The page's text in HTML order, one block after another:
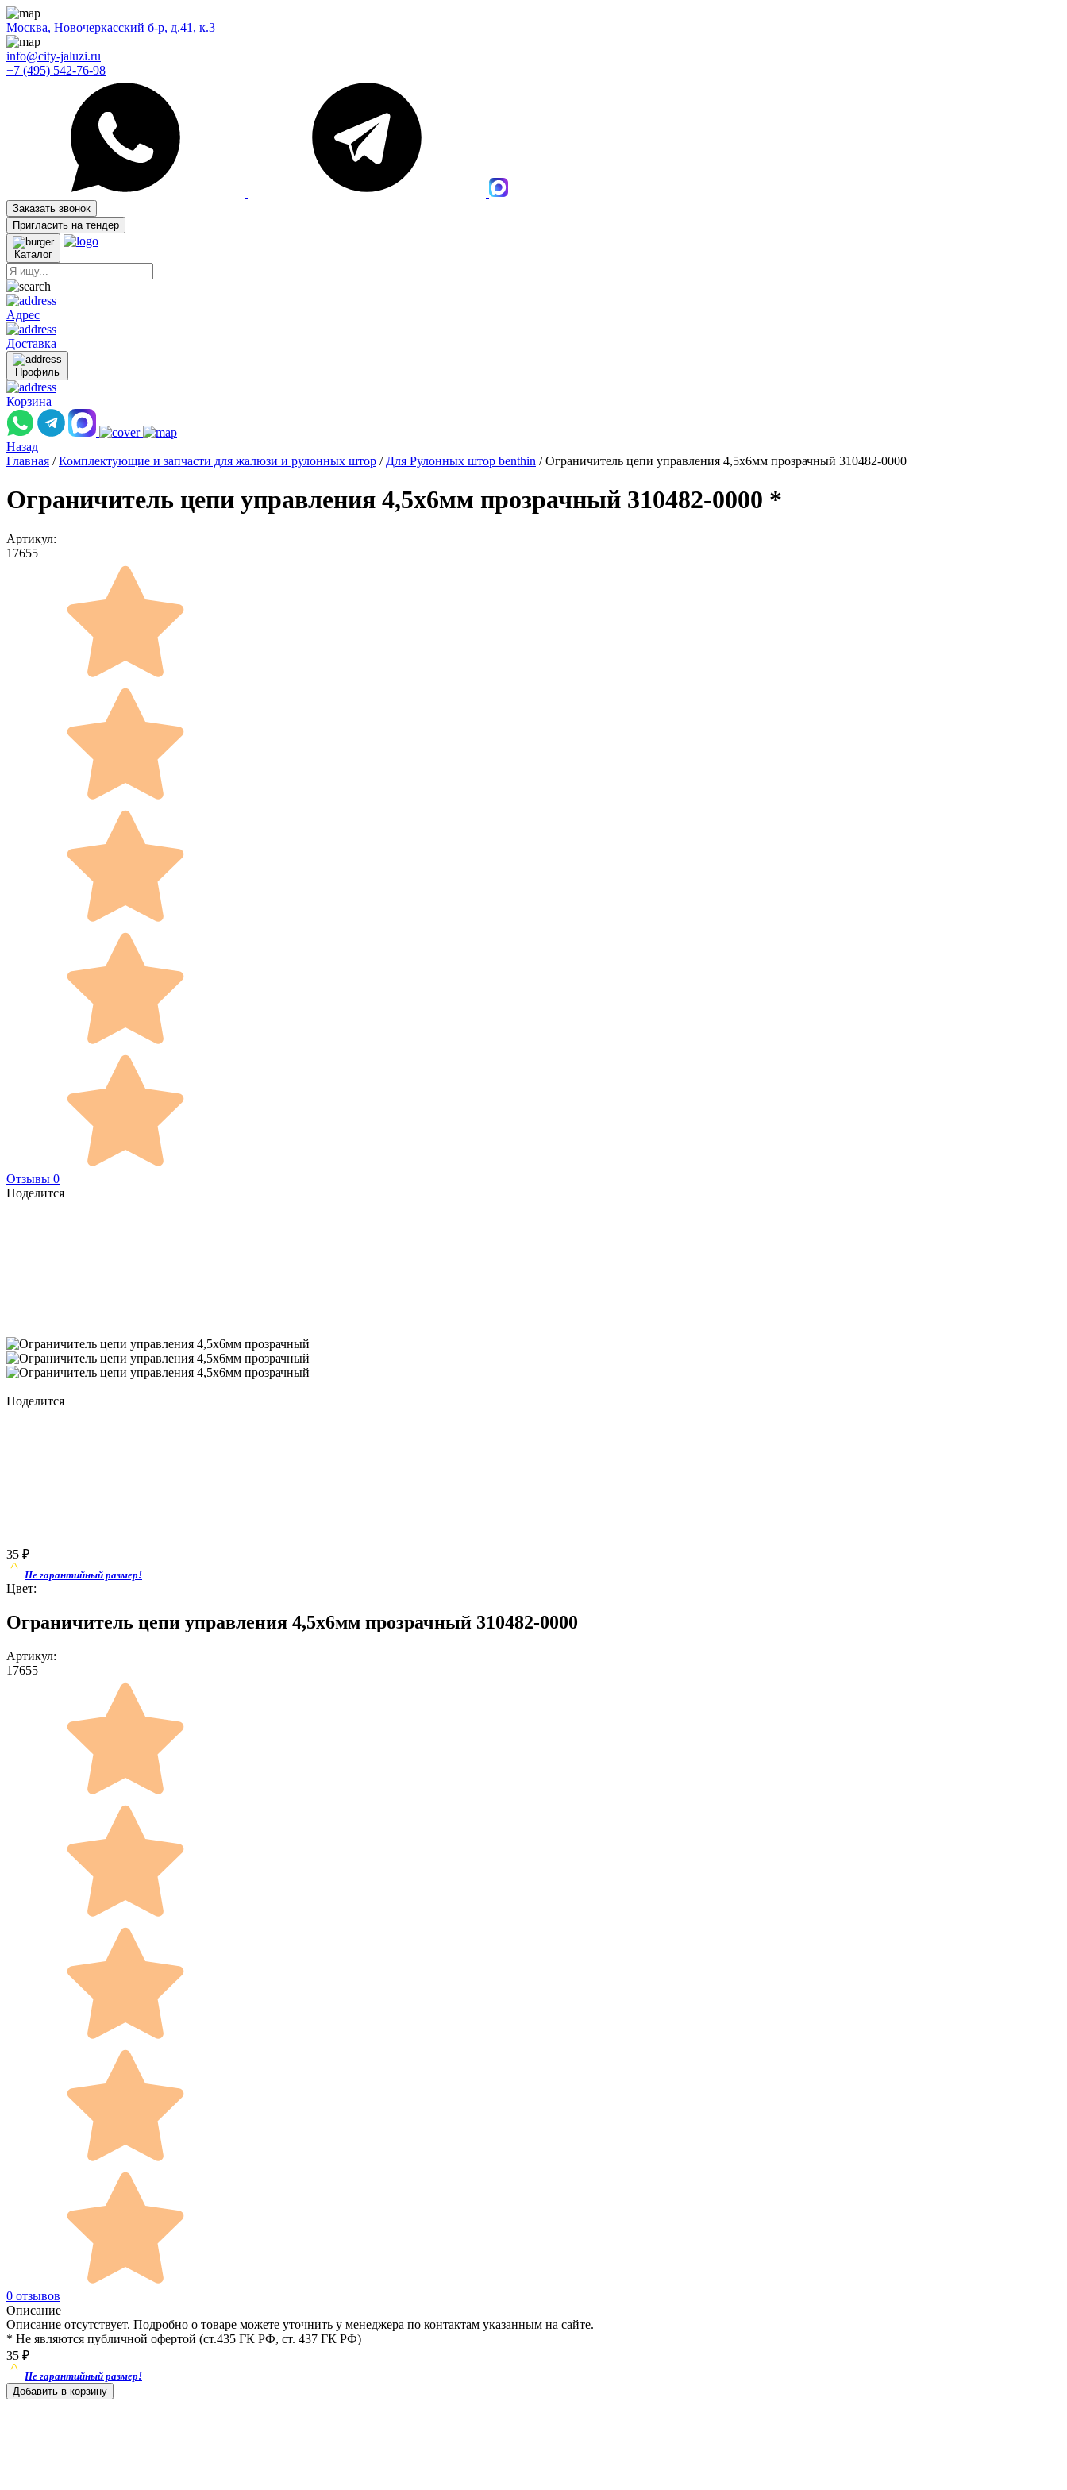
Москва, Новочеркасский б-р, д.41, к.3
info@city-jaluzi.ru
+7 (495) 542-76-98
Заказать звонок
Пригласить на тендер
Каталог
Адрес
Доставка
Профиль
Корзина
Назад
Главная / Комплектующие и запчасти для жалюзи и рулонных штор / Для Рулонных штор benthin / Ограничитель цепи управления 4,5x6мм прозрачный 310482-0000
Ограничитель цепи управления 4,5x6мм прозрачный 310482-0000 *
Артикул:
17655
Отзывы 0
Поделится
Поделится
35 ₽
Не гарантийный размер!
Цвет:
Ограничитель цепи управления 4,5x6мм прозрачный 310482-0000
Артикул:
17655
0 отзывов
Описание
Описание отсутствует. Подробно о товаре можете уточнить у менеджера по контактам указанным на сайте.
* Не являются публичной офертой (ст.435 ГК РФ, cт. 437 ГК РФ)
35 ₽
Не гарантийный размер!
Добавить в корзину